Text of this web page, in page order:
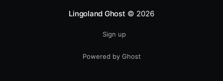
Lingoland Ghost © 2026
Sign up
Powered by Ghost